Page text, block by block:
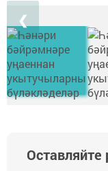
❮
Оставляйте